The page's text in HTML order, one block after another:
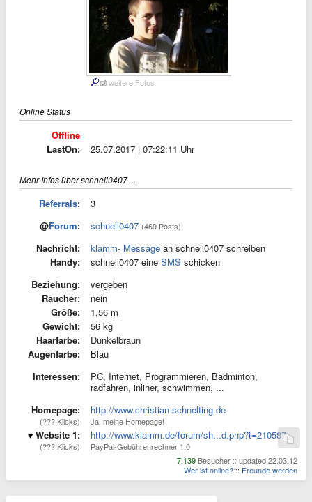
weitere Fotos
Online Status
Offline
LastOn:
25.07.2017 | 07:22:11 Uhr
Mehr Infos über schnell0407 ...
Referrals:
3
@Forum: schnell0407 (469 Posts)
Nachricht: klamm- Message an schnell0407 schreiben
Handy:
schnell0407 eine SMS schicken
Beziehung:
vergeben
Raucher:
nein
Größe:
1,56 m
Gewicht:
56 kg
Haarfarbe:
Dunkelbraun
Augenfarbe:
Blau
Interessen:
PC, Internet, Programmieren, Badminton,
radfahren, inliner, schwimmen, ...
Homepage:
(??? Klicks)
http://www.christian-schnelting.de
Ja, meine Homepage!
Website 1:
(??? Klicks)
http://www.klamm.de/forum/sh...d.php?t=210587
PayPal-Gebührenrechner 1.0
7.139 Besucher :: updated 22.03.12
Wer ist online? :: Freunde werden